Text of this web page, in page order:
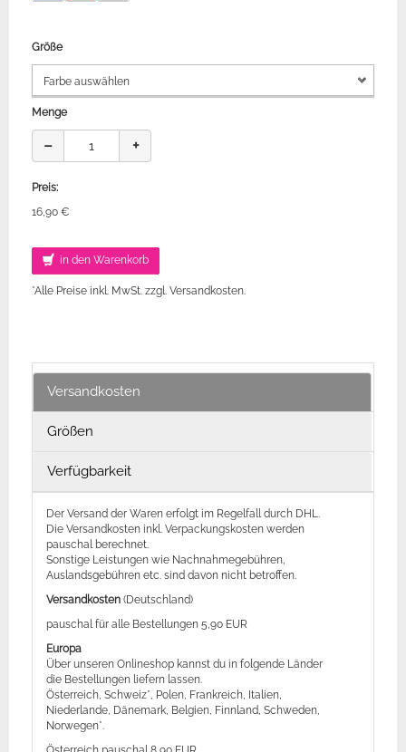
Größe
Menge
− +
Preis:
16,90 €
in den Warenkorb
*Alle Preise inkl. MwSt. zzgl. Versandkosten.
Versandkosten
Größen
Verfügbarkeit
Der Versand der Waren erfolgt im Regelfall durch DHL.
Die Versandkosten inkl. Verpackungskosten werden
pauschal berechnet.
Sonstige Leistungen wie Nachnahmegebühren,
Auslandsgebühren etc. sind davon nicht betroffen.
Versandkosten (Deutschland)
pauschal für alle Bestellungen 5,90 EUR
Europa
Über unseren Onlineshop kannst du in folgende Länder
die Bestellungen liefern lassen.
Österreich, Schweiz*, Polen, Frankreich, Italien,
Niederlande, Dänemark, Belgien, Finnland, Schweden,
Norwegen*.